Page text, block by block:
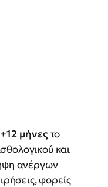
μήνεςτο
και
ανέργων
φορείς